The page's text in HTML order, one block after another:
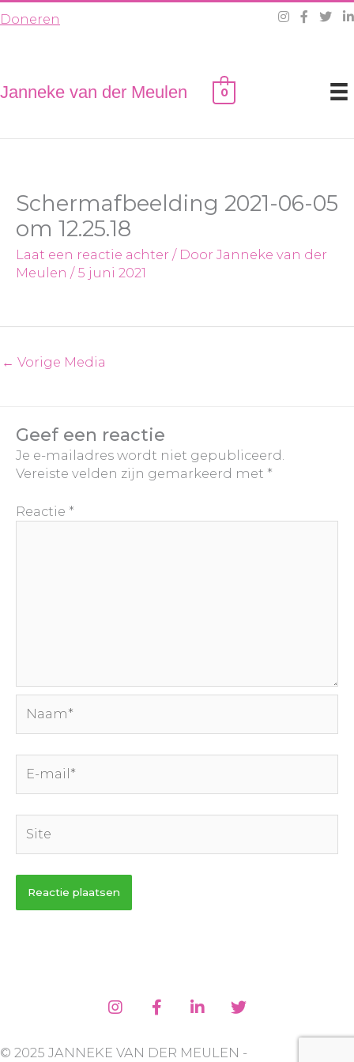
naar
Doneren
Janneke van der Meulen 0
Schermafbeelding 2021-06-05
om 12.25.18
Laat een reactie achter / Door Janneke van der
Meulen / 5 juni 2021
← Vorige Media
Geef een reactie
Je e-mailadres wordt niet gepubliceerd.
Vereiste velden zijn gemarkeerd met *
Reactie *
mail*
© 2025 JANNEKE VAN DER MEULEN -